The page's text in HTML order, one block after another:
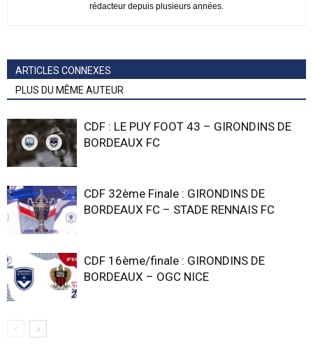
rédacteur depuis plusieurs années.
ARTICLES CONNEXES
PLUS DU MÊME AUTEUR
CDF : LE PUY FOOT 43 – GIRONDINS DE
BORDEAUX FC
CDF 32ème Finale : GIRONDINS DE
BORDEAUX FC – STADE RENNAIS FC
CDF 16ème/finale : GIRONDINS DE
BORDEAUX – OGC NICE